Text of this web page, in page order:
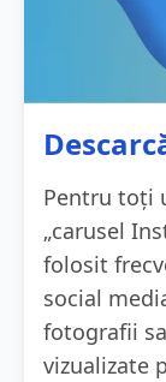
Pentru toți
„carusel
folosit
social
fotografii
vizualizate